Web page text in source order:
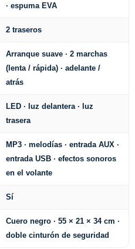
· espuma EVA
2 traseros
Arranque suave · 2 marchas
(lenta / rápida) · adelante /
atrás
LED · luz delantera · luz
trasera
MP3 · melodías · entrada AUX ·
entrada USB · efectos sonoros
en el volante
Sí
Cuero negro · 55 × 21 × 34 cm ·
doble cinturón de seguridad